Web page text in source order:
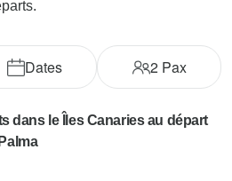
Dates 2Pax
dans le Îles Canaries au départ